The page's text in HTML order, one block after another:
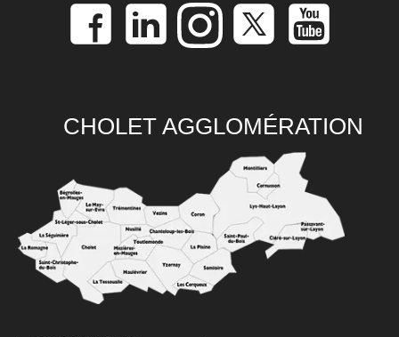
CHOLET AGGLOMÉRATION